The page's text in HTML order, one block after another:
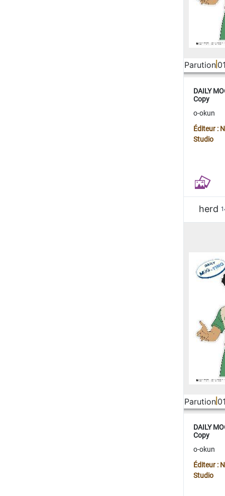
Parution
DAILY
Copy
o-okun
Éditeur :
Studio
herd
Parution
DAILY
Copy
o-okun
Éditeur :
Studio